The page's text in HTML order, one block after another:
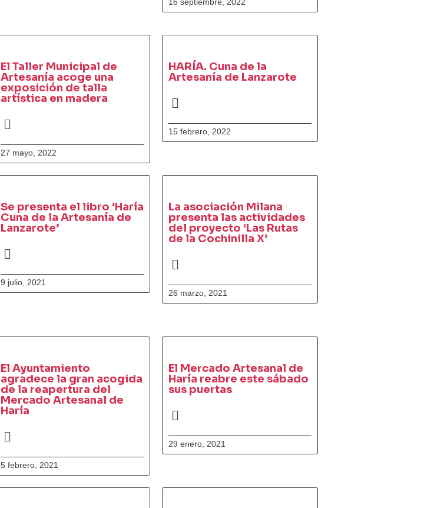
El Taller Municipal de
Artesanía acoge una
exposición de talla
artística en madera
27 mayo, 2022
HARÍA. Cuna de la
Artesanía de Lanzarote
15 febrero, 2022
Se presenta el libro ‘Haría
Cuna de la Artesanía de
Lanzarote’
9 julio, 2021
La asociación Milana
presenta las actividades
del proyecto ‘Las Rutas
de la Cochinilla X’
26 marzo, 2021
El Ayuntamiento
agradece la gran acogida
de la reapertura del
Mercado Artesanal de
Haría
5 febrero, 2021
El Mercado Artesanal de
Haría reabre este sábado
sus puertas
29 enero, 2021